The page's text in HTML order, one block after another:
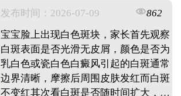
发布时间：2026-07-09
862
宝宝脸上出现白色斑块，家长首先观察
白斑表面是否光滑无皮屑，颜色是否为
乳白色或瓷白色白癜风引起的白斑通常
边界清晰，摩擦后周围皮肤发红而白斑
不变红其次看白斑是否随时间扩大，白